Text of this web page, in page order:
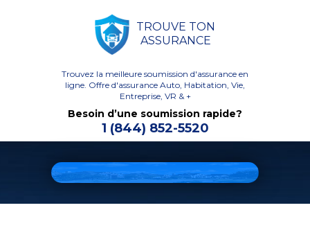
TROUVE TON
ASSURANCE
Trouvez la meilleure soumission d'assurance en
ligne. Offre d'assurance Auto, Habitation, Vie,
Entreprise, VR & +
Besoin d’une soumission rapide?
1 (844) 852-5520